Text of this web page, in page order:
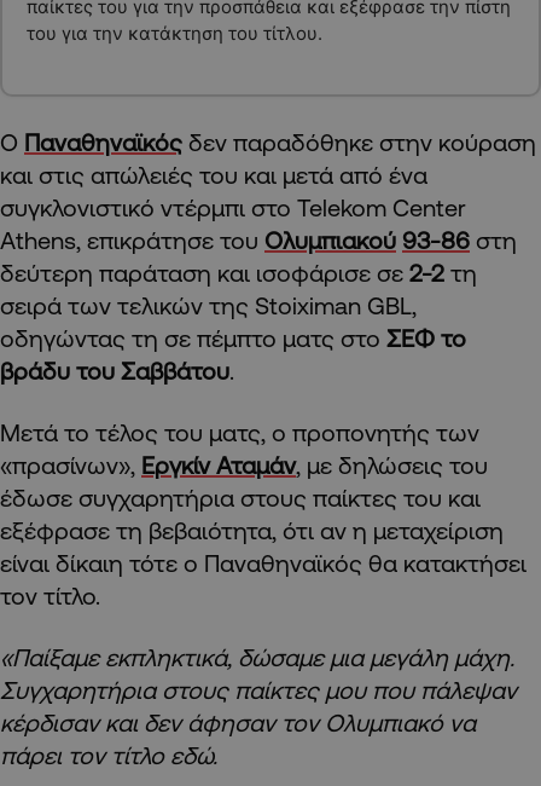
παίκτες του για την προσπάθεια και εξέφρασε την πίστη
του για την κατάκτηση του τίτλου.
Ο Παναθηναϊκός δεν παραδόθηκε στην κούραση
και στις απώλειές του και μετά από ένα
συγκλονιστικό ντέρμπι στο Telekom Center
Athens, επικράτησε του Ολυμπιακού 93-86 στη
δεύτερη παράταση και ισοφάρισε σε 2-2 τη
σειρά των τελικών της Stoiximan GBL,
οδηγώντας τη σε πέμπτο ματς στο ΣΕΦ το
βράδυ του Σαββάτου.
Μετά το τέλος του ματς, ο προπονητής των
«πρασίνων», Εργκίν Αταμάν, με δηλώσεις του
έδωσε συγχαρητήρια στους παίκτες του και
εξέφρασε τη βεβαιότητα, ότι αν η μεταχείριση
είναι δίκαιη τότε ο Παναθηναϊκός θα κατακτήσει
τον τίτλο.
«Παίξαμε εκπληκτικά, δώσαμε μια μεγάλη μάχη.
Συγχαρητήρια στους παίκτες μου που πάλεψαν
κέρδισαν και δεν άφησαν τον Ολυμπιακό να
πάρει τον τίτλο εδώ.